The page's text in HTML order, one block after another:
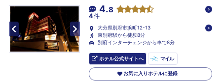
4.8
4件
大分県別府市浜町12-13
東別府駅から徒歩8分
別府インターチェンジから車で8分
ホテル公式サイトへ マイル
お気に入りホテルに登録